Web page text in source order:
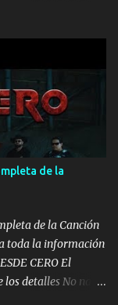
pues no hay de
mi línea no veo a
voy chicoteado
agarran el colmillo
esta la PrimiZa
al que su amigo y
hay pa más
no hay de otra...
de la
de la Canción
toda la información
CERO El
detalles No nací